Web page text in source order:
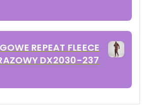
REPEAT FLEECE
DX2030-237